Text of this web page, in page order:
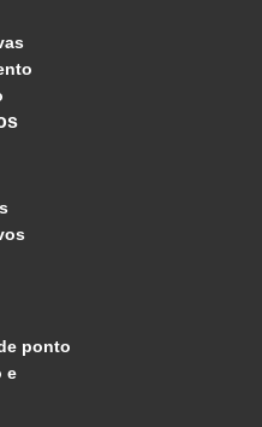
ponto
e